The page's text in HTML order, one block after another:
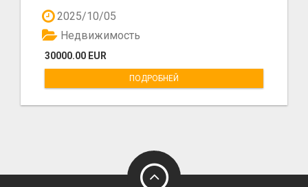
2025/10/05
30000.00 EUR
Недвижимость
ПОДРОБНЕЙ